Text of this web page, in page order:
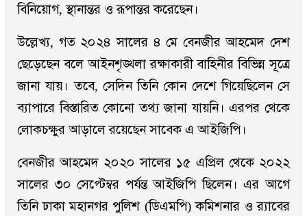
বিনিয়োগ, স্থানান্তর ও রূপান্তর করেছেন।
উল্লেখ্য, গত ২০২৪ সালের ৪ মে বেনজীর আহমেদ দেশ
ছেড়েছেন বলে আইনশৃঙ্খলা রক্ষাকারী বাহিনীর বিভিন্ন সূত্রে
জানা যায়। তবে, সেদিন তিনি কোন দেশে গিয়েছিলেন সে
ব্যাপারে বিস্তারিত কোনো তথ্য জানা যায়নি। এরপর থেকে
লোকচক্ষুর আড়ালে রয়েছেন সাবেক এ আইজিপি।
বেনজীর আহমেদ ২০২০ সালের ১৫ এপ্রিল থেকে ২০২২
সালের ৩০ সেপ্টেম্বর পর্যন্ত আইজিপি ছিলেন। এর আগে
তিনি ঢাকা মহানগর পুলিশ (ডিএমপি) কমিশনার ও র‌্যাবের